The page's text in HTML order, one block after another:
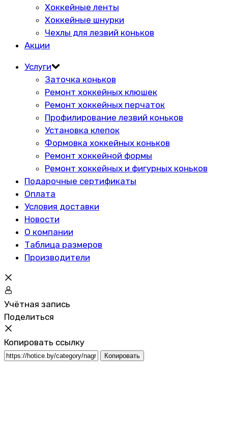
Хоккейные ленты
Хоккейные шнурки
Чехлы для лезвий коньков
Акции
Услуги
Заточка коньков
Ремонт хоккейных клюшек
Ремонт хоккейных перчаток
Профилирование лезвий коньков
Установка клепок
Формовка хоккейных коньков
Ремонт хоккейной формы
Ремонт хоккейных и фигурных коньков
Подарочные сертификаты
Оплата
Условия доставки
Новости
О компании
Таблица размеров
Производители
Учётная запись
Поделиться
Копировать ссылку
Копировать